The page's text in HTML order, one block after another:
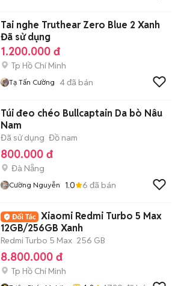
Tai nghe Truthear Zero Blue 2 Xanh
Đã sử dụng
1.200.000 đ
Tp Hồ Chí Minh
Tạ Tấn Cường 4đã bán
Túi đeo chéo Bullcaptain Da bò Nâu
Nam
Đã sử dụng Đồ nam
800.000 đ
Đà Nẵng
Cường Nguyễn 1.0 6 đã bán
Xiaomi Redmi Turbo 5 Max
12GB/256GB Xanh
Redmi Turbo 5 Max 256 GB
8.800.000 đ
Tp Hồ Chí Minh